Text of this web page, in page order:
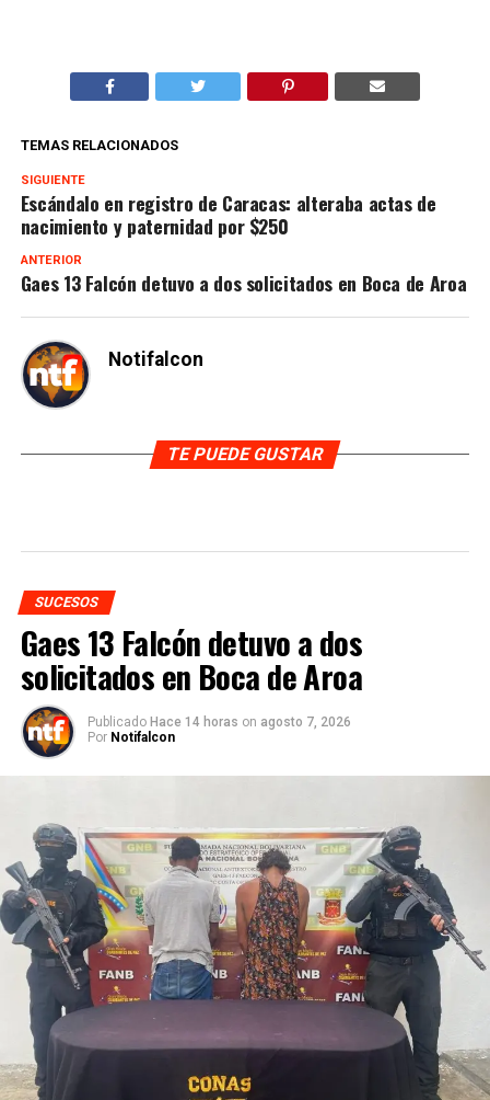
TEMAS RELACIONADOS
SIGUIENTE
Escándalo en registro de Caracas: alteraba actas de
nacimiento y paternidad por $250
ANTERIOR
Gaes 13 Falcón detuvo a dos solicitados en Boca de Aroa
Notifalcon
TE PUEDE GUSTAR
SUCESOS
Gaes 13 Falcón detuvo a dos
solicitados en Boca de Aroa
Publicado Hace 14 horas on agosto 7, 2026
Por Notifalcon